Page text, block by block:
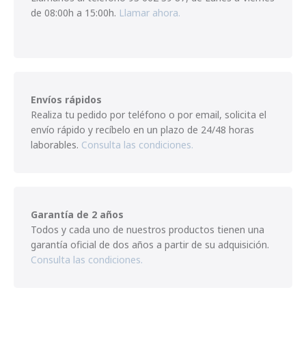
de 08:00h a 15:00h. Llamar ahora.
Envíos rápidos
Realiza tu pedido por teléfono o por email, solicita el
envío rápido y recíbelo en un plazo de 24/48 horas
laborables. Consulta las condiciones.
Garantía de 2 años
Todos y cada uno de nuestros productos tienen una
garantía oficial de dos años a partir de su adquisición.
Consulta las condiciones.